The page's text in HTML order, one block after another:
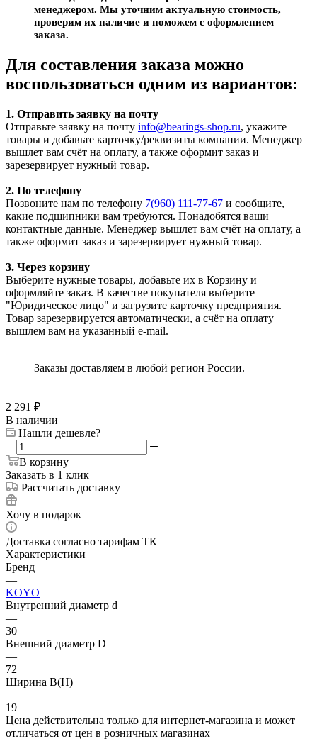
менеджером. Мы уточним актуальную стоимость,
проверим их наличие и поможем с оформлением
заказа.
Для составления заказа можно
воспользоваться одним из вариантов:
1. Отправить заявку на почту
Отправьте заявку на почту info@bearings-shop.ru, укажите
товары и добавьте карточку/реквизиты компании. Менеджер
вышлет вам счёт на оплату, а также оформит заказ и
зарезервирует нужный товар.
2. По телефону
Позвоните нам по телефону 7(960) 111-77-67 и сообщите,
какие подшипники вам требуются. Понадобятся ваши
контактные данные. Менеджер вышлет вам счёт на оплату, а
также оформит заказ и зарезервирует нужный товар.
3. Через корзину
Выберите нужные товары, добавьте их в Корзину и
оформляйте заказ. В качестве покупателя выберите
"Юридическое лицо" и загрузите карточку предприятия.
Товар зарезервируется автоматически, а счёт на оплату
вышлем вам на указанный e-mail.
Заказы доставляем в любой регион России.
2 291 ₽
В наличии
Нашли дешевле?
В корзину
Заказать в 1 клик
Рассчитать доставку
Хочу в подарок
Доставка согласно тарифам ТК
Характеристики
Бренд
—
KOYO
Внутренний диаметр d
—
30
Внешний диаметр D
—
72
Ширина B(H)
—
19
Цена действительна только для интернет-магазина и может
отличаться от цен в розничных магазинах